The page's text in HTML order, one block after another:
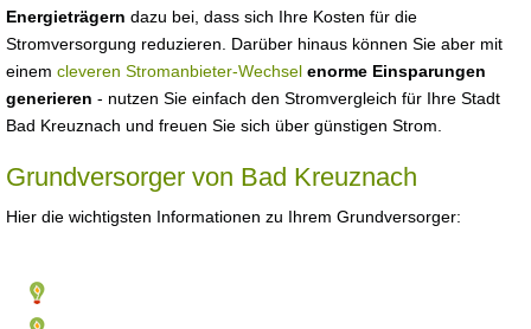
Energieträgern dazu bei, dass sich Ihre Kosten für die
Stromversorgung reduzieren. Darüber hinaus können Sie aber mit
einem cleveren Stromanbieter-Wechsel enorme Einsparungen
generieren - nutzen Sie einfach den Stromvergleich für Ihre Stadt
Bad Kreuznach und freuen Sie sich über günstigen Strom.
Grundversorger von Bad Kreuznach
Hier die wichtigsten Informationen zu Ihrem Grundversorger: